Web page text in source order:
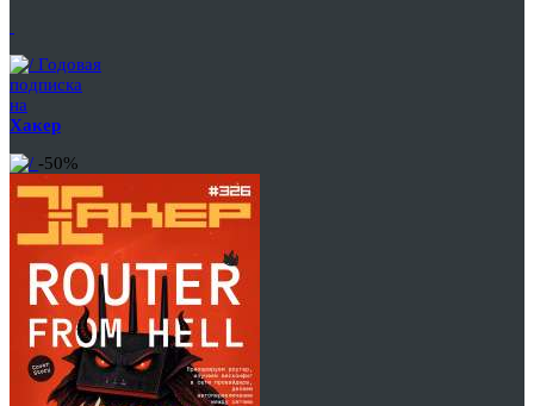
Годовая
подписка
на
Хакер
-50%